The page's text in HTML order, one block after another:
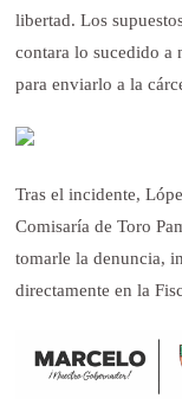
libertad. Los
contara lo sucedido a
para enviarlo a la
Tras el incidente,
Comisaría de Toro
tomarle la denuncia,
directamente en la